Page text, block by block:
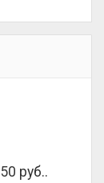
руб..